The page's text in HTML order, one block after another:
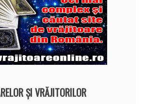
ȘI VRĂJITORILOR